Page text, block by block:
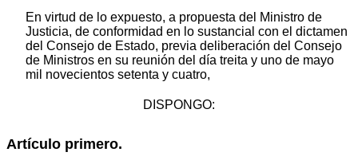
En virtud de lo expuesto, a propuesta del Ministro de
Justicia, de conformidad en lo sustancial con el dictamen
del Consejo de Estado, previa deliberación del Consejo
de Ministros en su reunión del día treita y uno de mayo
mil novecientos setenta y cuatro,
DISPONGO:
Artículo primero.